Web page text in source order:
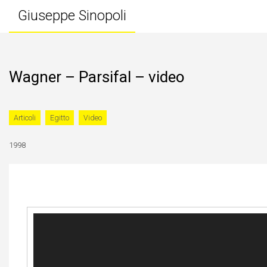
Giuseppe Sinopoli
Wagner – Parsifal – video
Articoli Egitto Video
1998